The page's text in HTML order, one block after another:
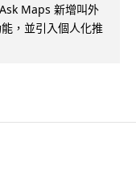
Maps 新增叫外
，並引入個人化推